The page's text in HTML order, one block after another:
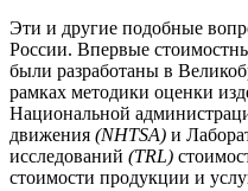
Эти и другие подобные
России. Впервые
были разработаны в
рамках методики оценки
Национальной
движения (NHTSA) и
исследований (TRL)
стоимости продукции и